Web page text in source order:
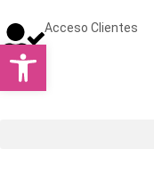
Acceso Clientes
Abrir barra de herramientas